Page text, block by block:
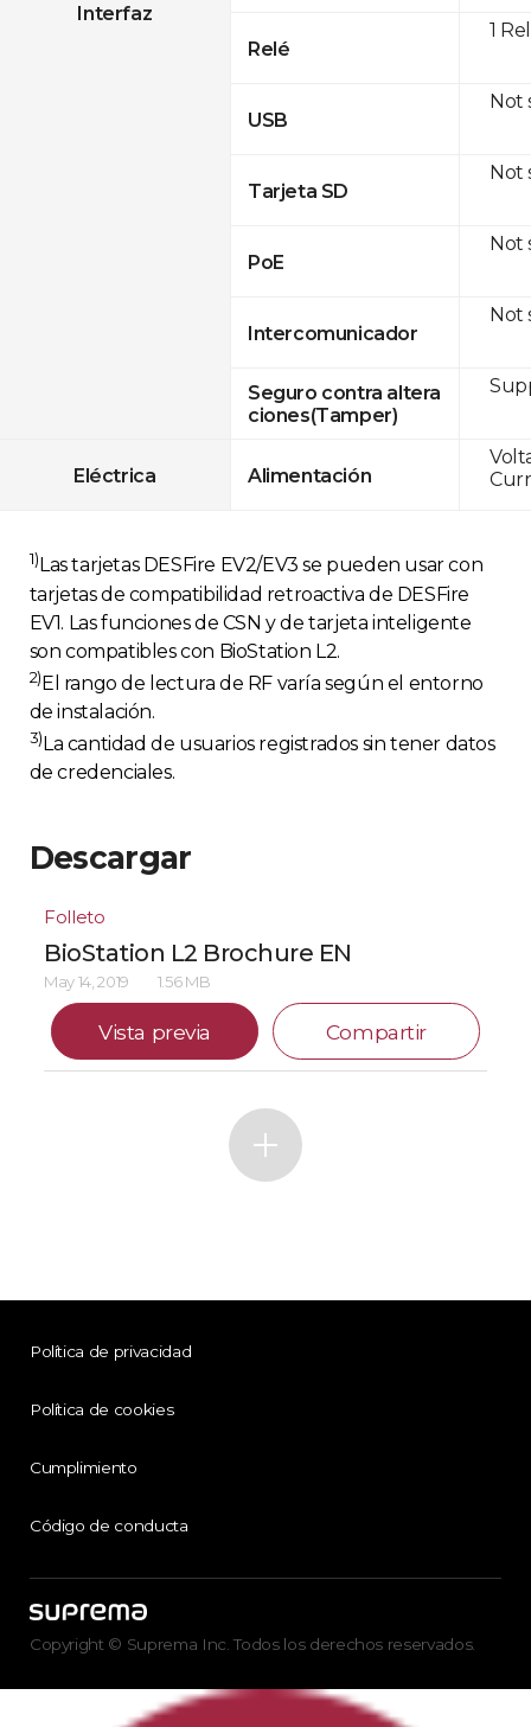
Interfaz
Relé
USB
Tarjeta SD
PoE
Intercomunicador
Seguro contra altera
ciones(Tamper)
Eléctrica Alimentación
1
Not
Not
Not
Not
1) Las tarjetas DESFire EV2/EV3 se pueden usar con
tarjetas de compatibilidad retroactiva de DESFire
EV1. Las funciones de CSN y de tarjeta inteligente
son compatibles con BioStation L2.
2)El rango de lectura de RF varía según el entorno
de instalación.
3) La cantidad de usuarios registrados sin tener datos
de credenciales.
Descargar
Folleto
BioStation L2 Brochure EN
May 14, 2019 1.56 MB
Vista previa Compartir
Política de privacidad
Política de cookies
Cumplimiento
Código de conducta
Copyright © Suprema Inc. Todos los derechos reservados.